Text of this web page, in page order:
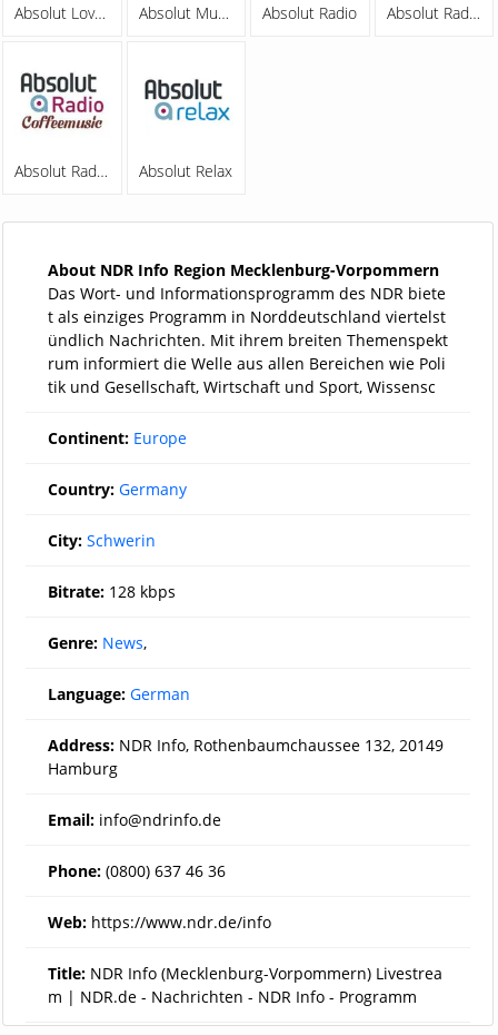
Absolut Lovesongs Absolut MusicXL Absolut Radio Absolut Radio Chillout
Absolut Radio Coffeemusic Absolut Relax
About NDR Info Region Mecklenburg-Vorpommern
Das Wort- und Informationsprogramm des NDR biete
t als einziges Programm in Norddeutschland viertelst
ündlich Nachrichten. Mit ihrem breiten Themenspekt
rum informiert die Welle aus allen Bereichen wie Poli
tik und Gesellschaft, Wirtschaft und Sport, Wissensc
Continent: Europe
Country: Germany
City: Schwerin
Bitrate: 128 kbps
Genre: News,
Language: German
Address: NDR Info, Rothenbaumchaussee 132, 20149
Hamburg
Email: info@ndrinfo.de
Phone: (0800) 637 46 36
Web: https://www.ndr.de/info
Title: NDR Info (Mecklenburg-Vorpommern) Livestrea
m | NDR.de - Nachrichten - NDR Info - Programm